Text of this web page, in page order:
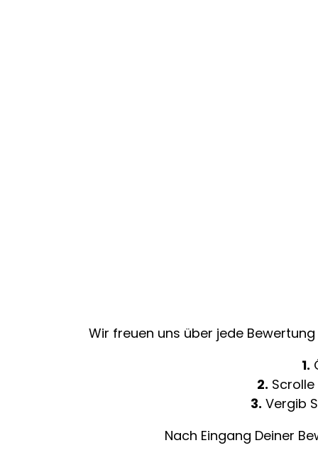
Wir freuen uns über jede
1.
2.
3. Vergib
Nach Eingang Deiner